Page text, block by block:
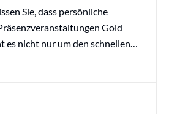
Sie, dass persönliche
Gold
es nicht nur um den schnellen…